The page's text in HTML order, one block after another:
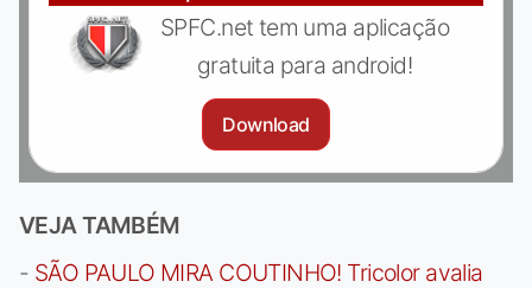
SPFC.net tem uma aplicação
gratuita para android!
Download
VEJA TAMBÉM
- SÃO PAULO MIRA COUTINHO! Tricolor avalia